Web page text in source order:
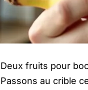
Deux fruits pour
Passons au crible